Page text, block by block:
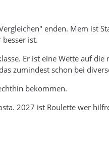
enden. Mem ist
ist.
Er ist eine Wette auf
zumindest schon bei
bekommen.
2027 ist Roulette wer